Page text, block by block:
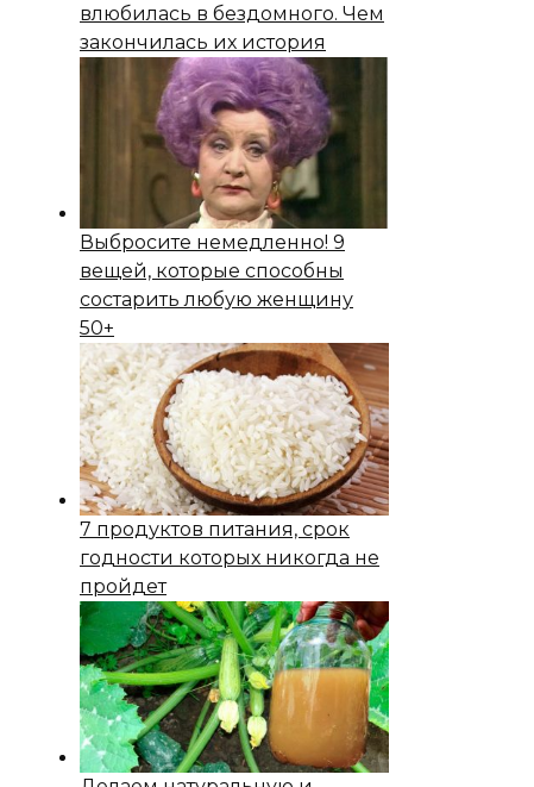
влюбилась в бездомного. Чем
закончилась их история
Выбросите немедленно! 9
вещей, которые способны
состapить любую женщину
50+
7 продуктов питания, срок
годности которых никогда не
пройдет